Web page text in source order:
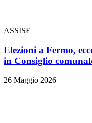
ASSISE
Elezioni a Fermo,
in Consiglio
26 Maggio 2026